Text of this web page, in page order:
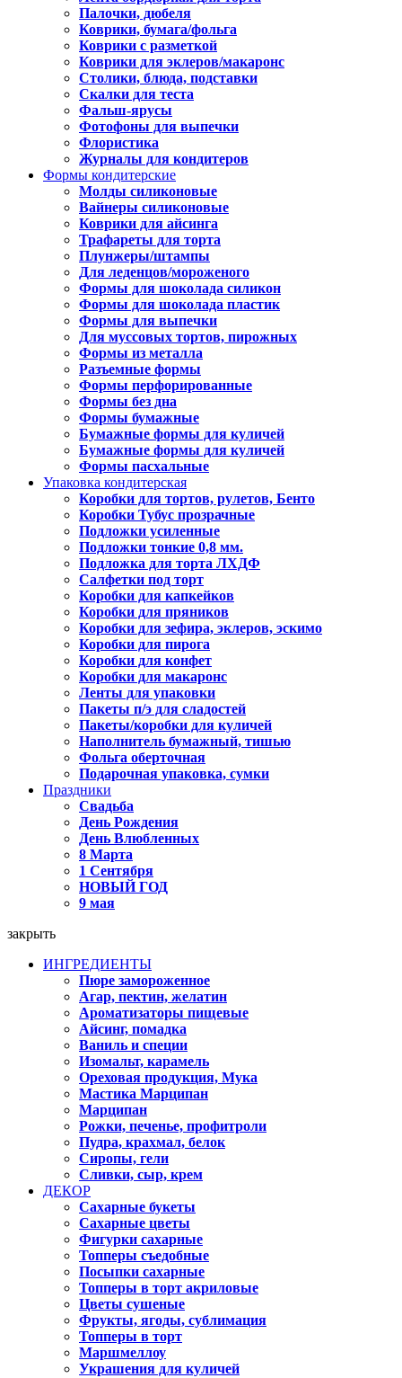
Палочки, дюбеля
Коврики, бумага/фольга
Коврики с разметкой
Коврики для эклеров/макаронс
Столики, блюда, подставки
Скалки для теста
Фальш-ярусы
Фотофоны для выпечки
Флористика
Журналы для кондитеров
Формы кондитерские
Молды силиконовые
Вайнеры силиконовые
Коврики для айсинга
Трафареты для торта
Плунжеры/штампы
Для леденцов/мороженого
Формы для шоколада силикон
Формы для шоколада пластик
Формы для выпечки
Для муссовых тортов, пирожных
Формы из металла
Разъемные формы
Формы перфорированные
Формы без дна
Формы бумажные
Бумажные формы для куличей
Бумажные формы для куличей
Формы пасхальные
Упаковка кондитерская
Коробки для тортов, рулетов, Бенто
Коробки Тубус прозрачные
Подложки усиленные
Подложки тонкие 0,8 мм.
Подложка для торта ЛХДФ
Салфетки под торт
Коробки для капкейков
Коробки для пряников
Коробки для зефира, эклеров, эскимо
Коробки для пирога
Коробки для конфет
Коробки для макаронс
Ленты для упаковки
Пакеты п/э для сладостей
Пакеты/коробки для куличей
Наполнитель бумажный, тишью
Фольга оберточная
Подарочная упаковка, сумки
Праздники
Свадьба
День Рождения
День Влюбленных
8 Марта
1 Сентября
НОВЫЙ ГОД
9 мая
закрыть
ИНГРЕДИЕНТЫ
Пюре замороженное
Агар, пектин, желатин
Ароматизаторы пищевые
Айсинг, помадка
Ваниль и специи
Изомальт, карамель
Ореховая продукция, Мука
Мастика Марципан
Марципан
Рожки, печенье, профитроли
Пудра, крахмал, белок
Сиропы, гели
Сливки, сыр, крем
ДЕКОР
Сахарные букеты
Сахарные цветы
Фигурки сахарные
Топперы съедобные
Посыпки сахарные
Топперы в торт акриловые
Цветы сушеные
Фрукты, ягоды, сублимация
Топперы в торт
Маршмеллоу
Украшения для куличей